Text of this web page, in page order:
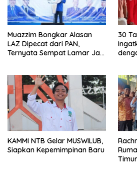
Muazzim Bongkar Alasan
LAZ Dipecat dari PAN,
Ternyata Sempat Lamar Jadi
30
KAMMI NTB Gelar MUSWILUB,
Siapkan Kepemimpinan Baru